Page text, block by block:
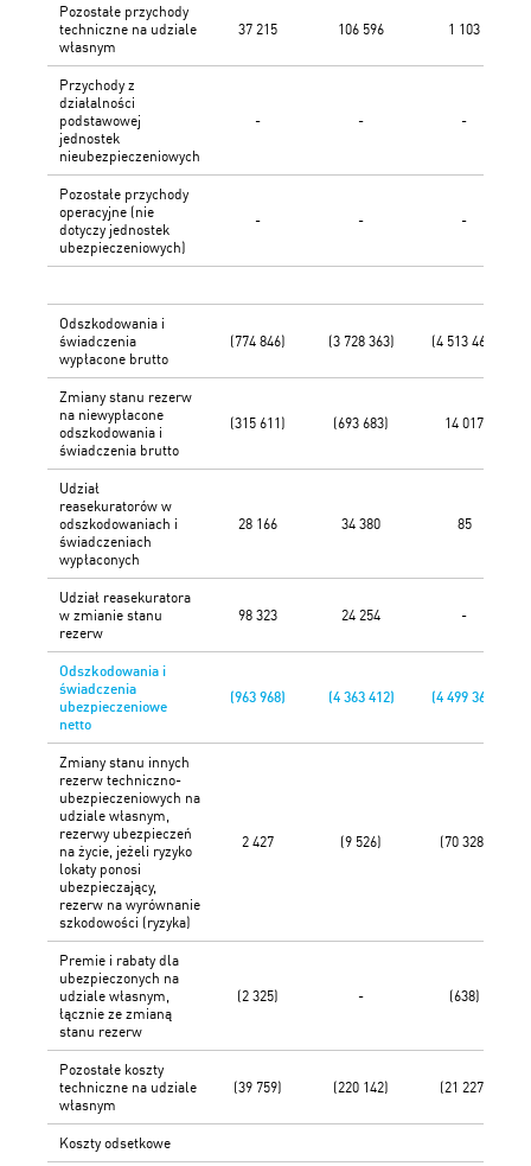
Pozostałe przychody
techniczne na udziale
własnym
37 215 106 596 1 103
Przychody z
działalności
podstawowej
jednostek
nieubezpieczeniowych
- - -
Pozostałe przychody
operacyjne (nie
dotyczy jednostek
ubezpieczeniowych)
- - -
Odszkodowania i
świadczenia
wypłacone brutto
(774 846) (3 728 363) (4 513 462)
Zmiany stanu rezerw
na niewypłacone
odszkodowania i
świadczenia brutto
(315 611) (693 683) 14 017
Udział
reasekuratorów w
odszkodowaniach i
świadczeniach
wypłaconych
28 166 34 380 85
Udział reasekuratora
w zmianie stanu
rezerw
98 323 24 254 -
Odszkodowania i
świadczenia
ubezpieczeniowe
netto
(963 968) (4 363 412) (4 499 360)
Zmiany stanu innych
rezerw techniczno-
ubezpieczeniowych na
udziale własnym,
rezerwy ubezpieczeń
na życie, jeżeli ryzyko
lokaty ponosi
ubezpieczający,
rezerw na wyrównanie
szkodowości (ryzyka)
2 427 (9 526) (70 328)
Premie i rabaty dla
ubezpieczonych na
udziale własnym,
łącznie ze zmianą
stanu rezerw
(2 325) - (638)
Pozostałe koszty
techniczne na udziale
własnym
(39 759) (220 142) (21 227)
Koszty odsetkowe